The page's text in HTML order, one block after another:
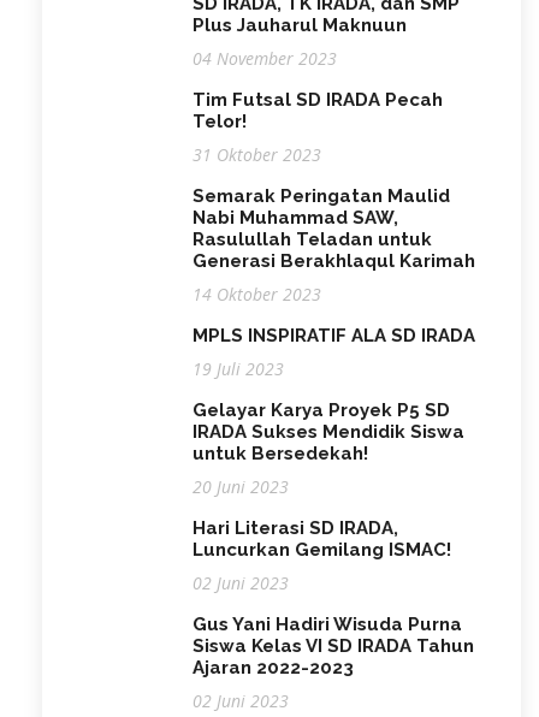
Plus Jauharul Maknuun
04 November 2023
Tim Futsal SD IRADA Pecah
Telor!
31 Oktober 2023
Semarak Peringatan Maulid
Nabi Muhammad SAW,
Rasulullah Teladan untuk
Generasi Berakhlaqul Karimah
14 Oktober 2023
MPLS INSPIRATIF ALA SD IRADA
19 Juli 2023
Gelayar Karya Proyek P5 SD
IRADA Sukses Mendidik Siswa
untuk Bersedekah!
20 Juni 2023
Hari Literasi SD IRADA,
Luncurkan Gemilang ISMAC!
02 Juni 2023
Gus Yani Hadiri Wisuda Purna
Siswa Kelas VI SD IRADA Tahun
Ajaran 2022-2023
02 Juni 2023